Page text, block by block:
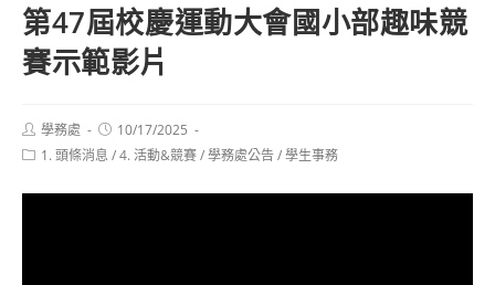
第47屆校慶運動大會國小部趣味競
賽示範影片
Post
author:
學務處
Post
published:
10/17/2025
Post1. 頭條消息 /4. 活動&競賽/學務處公告/學生事務